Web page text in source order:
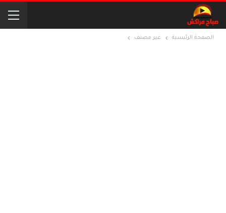
الصفحة الرئيسية غير مصنف